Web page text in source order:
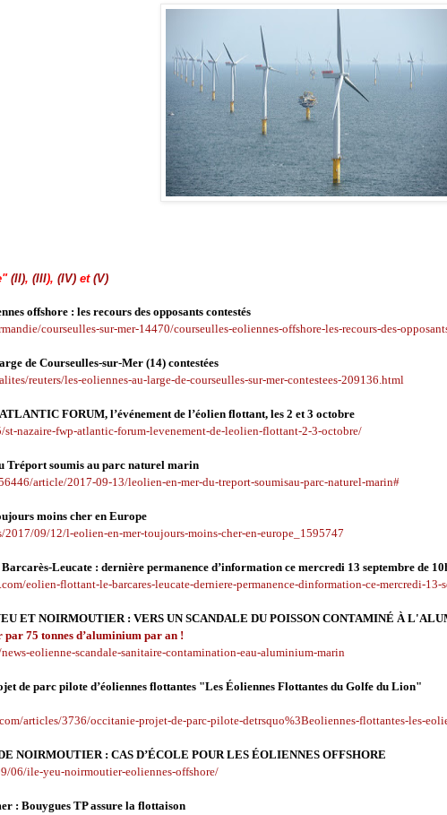
(II), (III), (IV) et (V)
offshore : les recours des opposants contestés
courseulles-sur-mer-14470/courseulles-eoliennes-offshore-les-recours-des-
de Courseulles-sur-Mer (14) contestées
reuters/les-eoliennes-au-large-de-courseulles-sur-mer-contestees-209136.html
FORUM, l’événement de l’éolien flottant, les 2 et 3 octobre
nazaire-fwp-atlantic-forum-levenement-de-leolien-flottant-2-3-octobre/
Tréport soumis au parc naturel marin
article/2017-09-13/leolien-en-mer-du-treport-soumisau-parc-naturel-marin#
moins cher en Europe
09/12/l-eolien-en-mer-toujours-moins-cher-en-europe_1595747
Leucate : dernière permanence d’information ce mercredi 13 septembre de
eolien-flottant-le-barcares-leucate-derniere-permanence-dinformation-ce-mercredi-13-
ET NOIRMOUTIER : VERS UN SCANDALE DU POISSON CONTAMINÉ À
75 tonnes d’aluminium par an !
eolienne-scandale-sanitaire-contamination-eau-aluminium-marin
de parc pilote d’éoliennes flottantes "Les Éoliennes Flottantes du Golfe du Lion"
articles/3736/occitanie-projet-de-parc-pilote-detrsquo%3Beoliennes-flottantes-les-
NOIRMOUTIER : CAS D’ÉCOLE POUR LES ÉOLIENNES OFFSHORE
06/ile-yeu-noirmoutier-eoliennes-offshore/
: Bouygues TP assure la flottaison